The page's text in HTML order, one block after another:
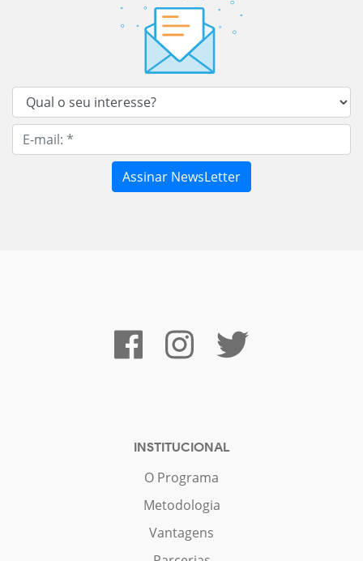
INSTITUCIONAL
O Programa
Metodologia
Vantagens